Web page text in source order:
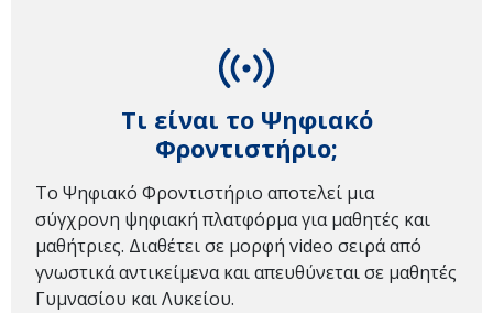
Τι είναι το Ψηφιακό
Φροντιστήριο;
Το Ψηφιακό Φροντιστήριο αποτελεί μια
σύγχρονη ψηφιακή πλατφόρμα για μαθητές και
μαθήτριες. Διαθέτει σε μορφή video σειρά από
γνωστικά αντικείμενα και απευθύνεται σε μαθητές
Γυμνασίου και Λυκείου.